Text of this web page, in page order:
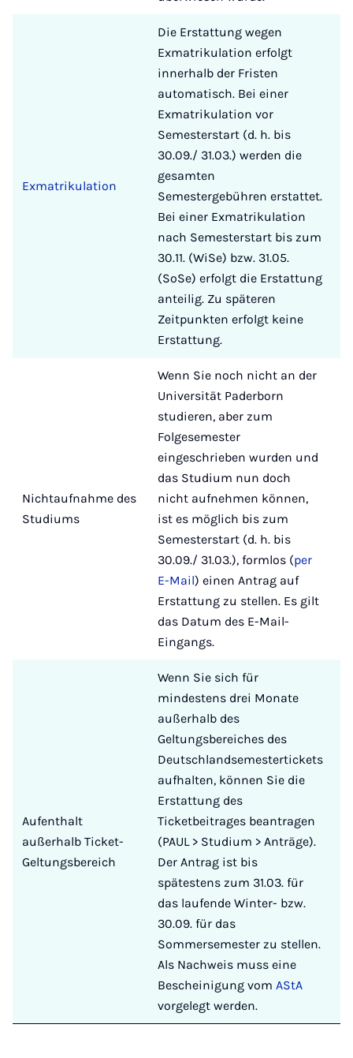
Exmatrikulation
Die Erstattung wegen
Exmatrikulation erfolgt
innerhalb der Fristen
automatisch. Bei einer
Exmatrikulation vor
Semesterstart (d. h. bis
30.09./ 31.03.) werden die
gesamten
Semestergebühren erstattet.
Bei einer Exmatrikulation
nach Semesterstart bis zum
30.11. (WiSe) bzw. 31.05.
(SoSe) erfolgt die Erstattung
anteilig. Zu späteren
Zeitpunkten erfolgt keine
Erstattung.
Nichtaufnahme des
Studiums
Wenn Sie noch nicht an der
Universität Paderborn
studieren, aber zum
Folgesemester
eingeschrieben wurden und
das Studium nun doch
nicht aufnehmen können,
ist es möglich bis zum
Semesterstart (d. h. bis
30.09./ 31.03.), formlos (per
E-Mail) einen Antrag auf
Erstattung zu stellen. Es gilt
das Datum des E-Mail-
Eingangs.
Aufenthalt
außerhalb Ticket-
Geltungsbereich
Wenn Sie sich für
mindestens drei Monate
außerhalb des
Geltungsbereiches des
Deutschlandsemestertickets
aufhalten, können Sie die
Erstattung des
Ticketbeitrages beantragen
(PAUL > Studium > Anträge).
Der Antrag ist bis
spätestens zum 31.03. für
das laufende Winter- bzw.
30.09. für das
Sommersemester zu stellen.
Als Nachweis muss eine
Bescheinigung vom AStA
vorgelegt werden.